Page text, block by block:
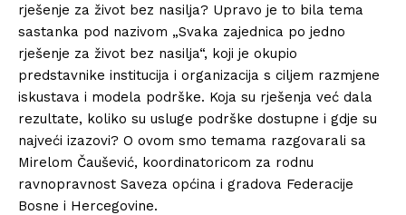
rješenje za život bez nasilja? Upravo je to bila tema
sastanka pod nazivom „Svaka zajednica po jedno
rješenje za život bez nasilja“, koji je okupio
predstavnike institucija i organizacija s ciljem razmjene
iskustava i modela podrške. Koja su rješenja već dala
rezultate, koliko su usluge podrške dostupne i gdje su
najveći izazovi? O ovom smo temama razgovarali sa
Mirelom Čaušević, koordinatoricom za rodnu
ravnopravnost Saveza općina i gradova Federacije
Bosne i Hercegovine.